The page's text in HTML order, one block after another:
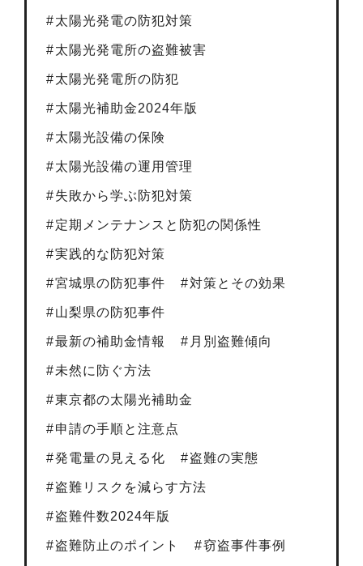
太陽光発電の防犯対策
太陽光発電所の盗難被害
太陽光発電所の防犯
太陽光補助金2024年版
太陽光設備の保険
太陽光設備の運用管理
失敗から学ぶ防犯対策
定期メンテナンスと防犯の関係性
実践的な防犯対策
宮城県の防犯事件 対策とその効果
山梨県の防犯事件
最新の補助金情報 月別盗難傾向
未然に防ぐ方法
東京都の太陽光補助金
申請の手順と注意点
発電量の見える化 盗難の実態
盗難リスクを減らす方法
盗難件数2024年版
盗難防止のポイント 窃盗事件事例